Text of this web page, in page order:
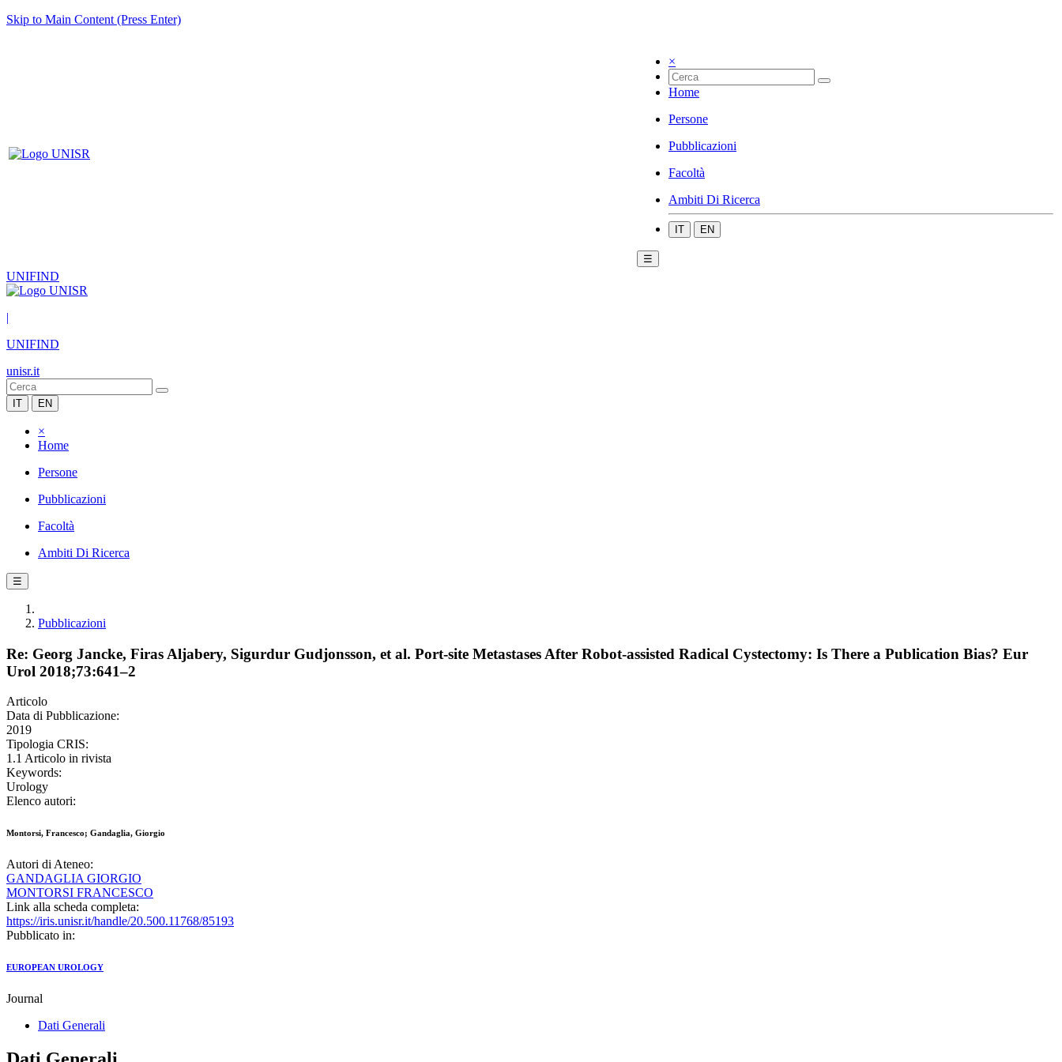
Skip to Main Content (Press Enter)
×
Home
Persone
Pubblicazioni
Facoltà
Ambiti Di Ricerca
IT EN
☰
UNIFIND
|
UNIFIND
unisr.it
IT EN
×
Home
Persone
Pubblicazioni
Facoltà
Ambiti Di Ricerca
☰
Pubblicazioni
Re: Georg Jancke, Firas Aljabery, Sigurdur Gudjonsson, et al. Port-site Metastases After Robot-assisted Radical Cystectomy: Is There a Publication Bias? Eur
Urol 2018;73:641–2
Articolo
Data di Pubblicazione:
2019
Tipologia CRIS:
1.1 Articolo in rivista
Keywords:
Urology
Elenco autori:
Montorsi, Francesco; Gandaglia, Giorgio
Autori di Ateneo:
GANDAGLIA GIORGIO
MONTORSI FRANCESCO
Link alla scheda completa:
https://iris.unisr.it/handle/20.500.11768/85193
Pubblicato in:
EUROPEAN UROLOGY
Journal
Dati Generali